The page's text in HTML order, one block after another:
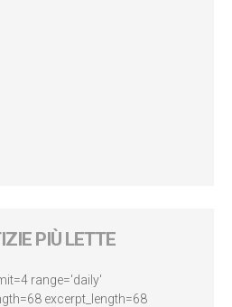
PIÙ LETTE
range='daily'
excerpt_length=68